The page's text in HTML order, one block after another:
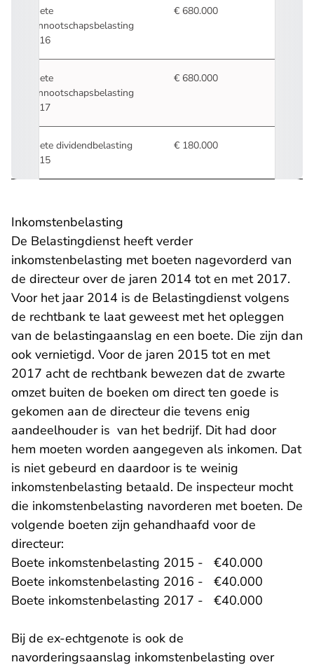
Boete
vennootschapsbelasting
2016
€ 680.000
Boete
vennootschapsbelasting
2017
€ 680.000
Boete dividendbelasting
2015
€ 180.000
Inkomstenbelasting
De Belastingdienst heeft verder
inkomstenbelasting met boeten nagevorderd van
de directeur over de jaren 2014 tot en met 2017.
Voor het jaar 2014 is de Belastingdienst volgens
de rechtbank te laat geweest met het opleggen
van de belastingaanslag en een boete. Die zijn dan
ook vernietigd. Voor de jaren 2015 tot en met
2017 acht de rechtbank bewezen dat de zwarte
omzet buiten de boeken om direct ten goede is
gekomen aan de directeur die tevens enig
aandeelhouder is van het bedrijf. Dit had door
hem moeten worden aangegeven als inkomen. Dat
is niet gebeurd en daardoor is te weinig
inkomstenbelasting betaald. De inspecteur mocht
die inkomstenbelasting navorderen met boeten. De
volgende boeten zijn gehandhaafd voor de
directeur:
Boete inkomstenbelasting 2015 - €40.000
Boete inkomstenbelasting 2016 - €40.000
Boete inkomstenbelasting 2017 - €40.000
Bij de ex-echtgenote is ook de
navorderingsaanslag inkomstenbelasting over